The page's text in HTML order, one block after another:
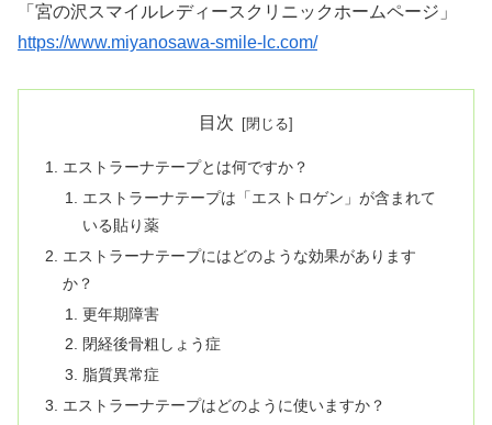
「宮の沢スマイルレディースクリニックホームページ」
https://www.miyanosawa-smile-lc.com/
目次
エストラーナテープとは何ですか？
エストラーナテープは「エストロゲン」が含まれて
いる貼り薬
エストラーナテープにはどのような効果があります
か？
更年期障害
閉経後骨粗しょう症
脂質異常症
エストラーナテープはどのように使いますか？